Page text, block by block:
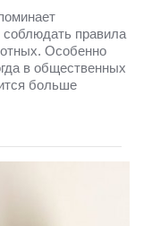
правила
Особенно
в общественных
больше